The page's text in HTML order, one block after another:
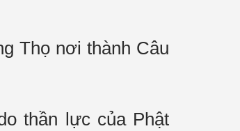
Thọ nơi thành Câu
thần lực của Phật